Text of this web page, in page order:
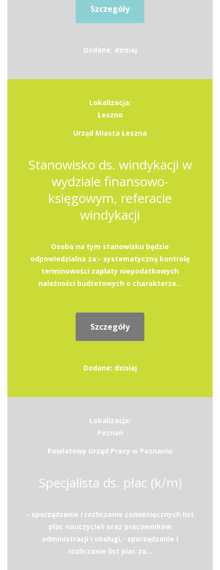
Szczegóły
Dodane: dzisiaj
Lokalizacja:
Leszno
Urząd Miasta Leszna
Stanowisko ds. windykacji w
wydziale finansowo-
księgowym, referacie
windykacji
Osoba na tym stanowisku będzie
odpowiedzialna za:- systematyczną kontrolę
terminowości zapłaty niepodatkowych
należności budżetowych o charakterze...
Szczegóły
Dodane: dzisiaj
Lokalizacja:
Poznań
Powiatowy Urząd Pracy w Poznaniu
Specjalista ds. płac (k/m)
- sporządzanie i rozliczanie comiesięcznych list
plac nauczycieli oraz pracowników
administracji i obsługi,- sporządzanie i
rozliczanie list plac za...